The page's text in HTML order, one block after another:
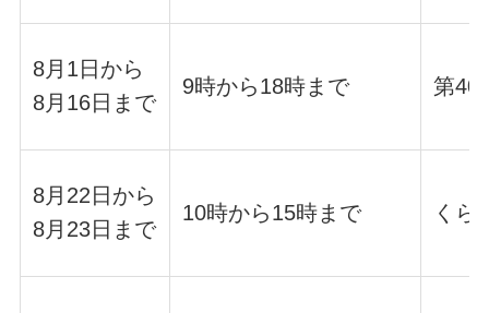
8月1日から
8月16日まで
9時から18時まで 第40
8月22日から
8月23日まで
10時から15時まで くら